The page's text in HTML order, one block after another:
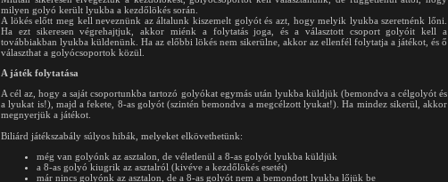
milyen golyó került lyukba a kezdőlökés során.
A lökés előtt meg kell neveznünk az általunk kiszemelt golyót és azt, hogy melyik lyukba szeretnénk lőni.
Ha ezt sikeresen végrehajtjuk, akkor miénk a folytatás joga, és a választott csoport golyóit kell a
továbbiakban lyukba küldenünk. Ha az előbbi lökés nem sikerülne, akkor az ellenfél folytatja a játékot, és ő
választhat a golyócsoportok közül.
A játék folytatása
A cél az, hogy a saját csoportunkba tartozó golyókat egymás után lyukba küldjük (bemondva a célgolyót és
a lyukat is!), majd a fekete, 8-as golyót (szintén bemondva a megcélzott lyukat!). Ha mindez sikerül, akkor
megnyerjük a játékot.
Biliárd játékszabály súlyos hibák, melyeket elkövethetünk:
még van golyónk az asztalon, de véletlenül a 8-as golyót lyukba küldjük
a 8-as golyó kiugrik az asztalról (kivéve a kezdőlökés esetét)
már nincs golyónk az asztalon, de a 8-as golyót nem a bemondott lyukba lőjük be